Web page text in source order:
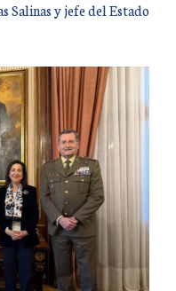
Salinas y jefe del Estado